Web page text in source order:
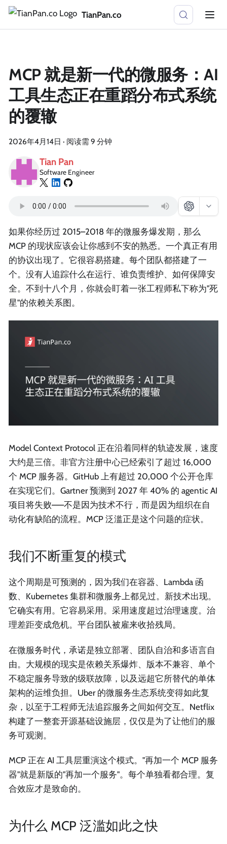
TianPan.co
MCP 就是新一代的微服务：AI
工具生态正在重蹈分布式系统
的覆辙
2026年4月14日 · 阅读需 9 分钟
Tian Pan
Software Engineer
如果你经历过 2015–2018 年的微服务爆发期，那么
MCP 的现状应该会让你感到不安的熟悉。一个真正有用
的协议出现了。它很容易搭建。每个团队都搭建了一
个。没有人追踪什么在运行、谁负责维护、如何保障安
全。不到十八个月，你就会盯着一张工程师私下称为"死
星"的依赖关系图。
Model Context Protocol 正在沿着同样的轨迹发展，速度
大约是三倍。非官方注册中心已经索引了超过 16,000
个 MCP 服务器。GitHub 上有超过 20,000 个公开仓库
在实现它们。Gartner 预测到 2027 年 40% 的 agentic AI
项目将失败——不是因为技术不行，而是因为组织在自
动化有缺陷的流程。MCP 泛滥正是这个问题的症状。
我们不断重复的模式
这个周期是可预测的，因为我们在容器、Lambda 函
数、Kubernetes 集群和微服务上都见过。新技术出现。
它确实有用。它容易采用。采用速度超过治理速度。治
理差距变成危机。平台团队被雇来收拾残局。
在微服务时代，承诺是独立部署、团队自治和多语言自
由。大规模的现实是依赖关系爆炸、版本不兼容、单个
不稳定服务导致的级联故障，以及远超它所替代的单体
架构的运维负担。Uber 的微服务生态系统变得如此复
杂，以至于工程师无法追踪服务之间如何交互。Netflix
构建了一整套开源基础设施层，仅仅是为了让他们的服
务可观测。
MCP 正在 AI 工具层重演这个模式。"再加一个 MCP 服务
器"就是新版的"再加一个服务"。每个单独看都合理。复
合效应才是致命的。
为什么 MCP 泛滥如此之快